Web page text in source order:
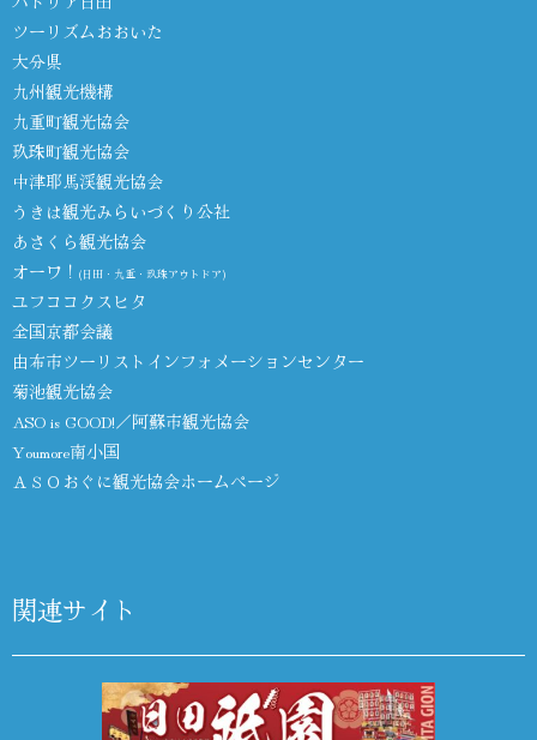
ツーリズムおおいた
大分県
九州観光機構
九重町観光協会
玖珠町観光協会
中津耶馬渓観光協会
うきは観光みらいづくり公社
あさくら観光協会
オーワ！ (日田・九重・玖珠アウトドア)
ユフココクスヒタ
全国京都会議
由布市ツーリストインフォメーションセンター
菊池観光協会
ASO is GOOD!／阿蘇市観光協会
Youmore南小国
ＡＳＯおぐに観光協会ホームページ
関連サイト